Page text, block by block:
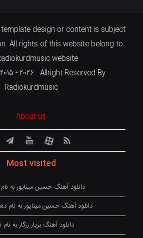
design or content is subject
All rights of this website belong to
website
- 2026 . Allright Reserved By
Radiokurdmusic
About us
Most visited
دانلود آهنگ حسین میناپور به
دانلود آهنگ حسین میناپور به نام
دانلود آهنگ بریار رزگار به نام